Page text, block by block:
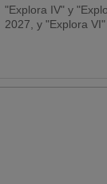
"Explora IV" y
2027, y "Explora